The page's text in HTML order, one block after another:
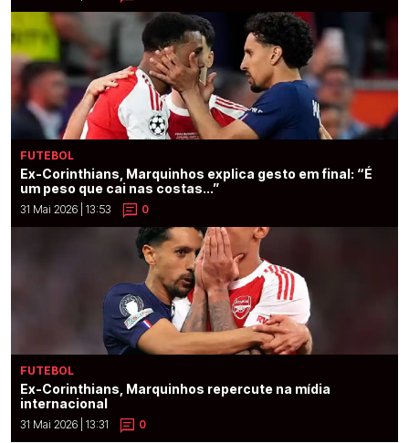
FUTEBOL
Ex-Corinthians, Marquinhos explica gesto em final: “É
um peso que cai nas costas...”
31 Mai 2026 | 13:53 0
FUTEBOL
Ex-Corinthians, Marquinhos repercute na mídia
internacional
31 Mai 2026 | 13:31 0